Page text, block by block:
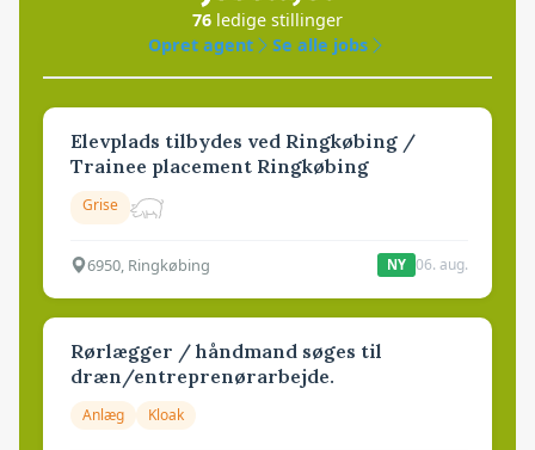
76 ledige stillinger
Opret agent
Se alle jobs
Elevplads tilbydes ved Ringkøbing /
Trainee placement Ringkøbing
Grise
6950, Ringkøbing NY 06. aug.
Rørlægger / håndmand søges til
dræn/entreprenørarbejde.
Anlæg Kloak